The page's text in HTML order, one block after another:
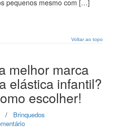
pequenos mesmo com […]
Voltar ao topo
melhor marca
elástica infantil?
escolher!
/
Brinquedos